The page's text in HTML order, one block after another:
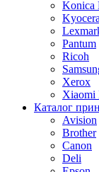
Konica
Pantum
Ricoh
Xerox
Xiaomi
Каталог
Avision
Brother
Canon
Deli